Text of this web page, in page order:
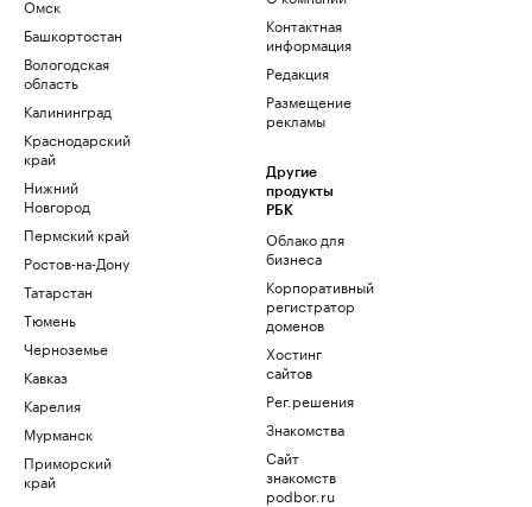
Омск
Башкортостан
Вологодская
область
Калининград
Краснодарский
край
Нижний
Новгород
Пермский край
Ростов-на-Дону
Татарстан
Тюмень
Черноземье
Кавказ
Карелия
Мурманск
Приморский
край
Контактная
информация
Редакция
Размещение
рекламы
Другие
продукты
РБК
Облако для
бизнеса
Корпоративный
регистратор
доменов
Хостинг
сайтов
Рег.решения
Знакомства
Сайт
знакомств
podbor.ru